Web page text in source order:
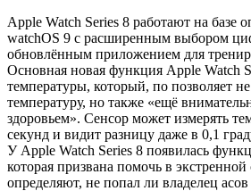
Apple Watch Series 8 работают на базе
watchOS 9 с расширенным выбором
обновлённым приложением для
Основная новая функция Apple Watch
температуры, который, по позволяет
температуру, но также «ещё
здоровьем». Сенсор может измерять
секунд и видит разницу даже в 0,1
У Apple Watch Series 8 появилась
которая призвана помочь в
определяют, не попал ли владелец